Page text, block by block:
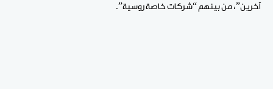
آخرين”، من بينهم “شركات خاصة روسية”.